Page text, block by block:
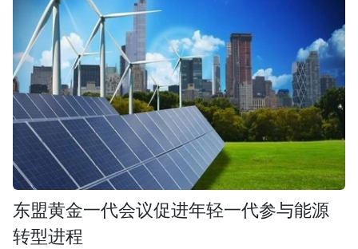
东盟黄金一代会议促进年轻一代参与能源
转型进程